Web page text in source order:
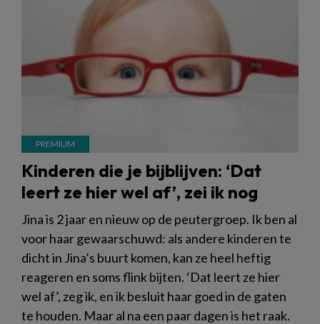
Kinderen die je bijblijven: ‘Dat
leert ze hier wel af’, zei ik nog
Jina is 2 jaar en nieuw op de peutergroep. Ik ben al
voor haar gewaarschuwd: als andere kinderen te
dicht in Jina’s buurt komen, kan ze heel heftig
reageren en soms flink bijten. ‘Dat leert ze hier
wel af’, zeg ik, en ik besluit haar goed in de gaten
te houden. Maar al na een paar dagen is het raak.